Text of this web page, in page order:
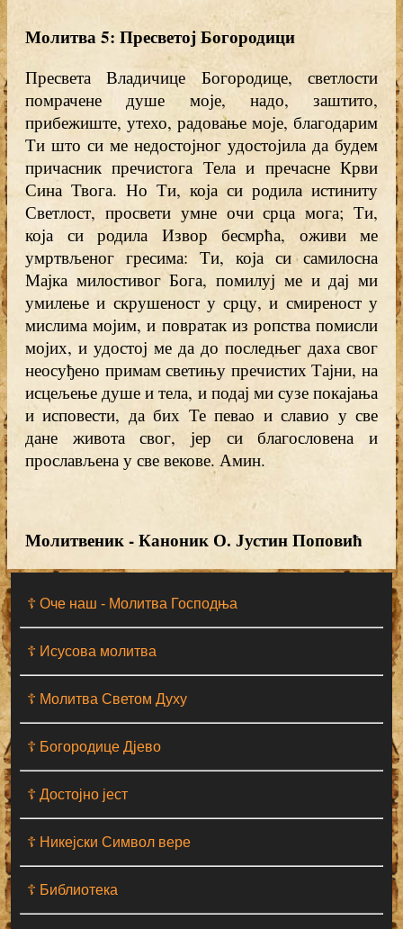
☦ Оче наш - Moлитва Господња
☦ Исусова молитва
☦ Молитва Светом Духу
☦ Богородице Дјево
☦ Достојно јест
☦ Никејски Символ вере
☦ Библиотека
Молитва 5: Пресветој Богородици
Пресвета Владичице Богородице, светлости
помрачене душе моје, надо, заштито,
прибежиште, утехо, радовање моје, благодарим
Ти што си ме недостојног удостојила да будем
причасник пречистога Тела и пречасне Крви
Сина Твога. Но Ти, која си родила истиниту
Светлост, просвети умне очи срца мога; Ти,
која си родила Извор бесмрћа, оживи ме
умртвљеног гресима: Ти, која си самилосна
Мајка милостивог Бога, помилуј ме и дај ми
умилење и скрушеност у срцу, и смиреност у
мислима мојим, и повратак из ропства помисли
мојих, и удостој ме да до последњег даха свог
неосуђено примам светињу пречистих Тајни, на
исцељење душе и тела, и подај ми сузе покајања
и исповести, да бих Те певао и славио у све
дане живота свог, јер си благословена и
прослављена у све векове. Амин.
Молитвеник - Каноник О. Јустин Поповић